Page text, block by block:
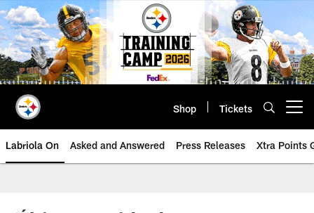
Skip
to
main
content
Shop Tickets
Labriola On Asked and Answered Press Releases Xtra Points